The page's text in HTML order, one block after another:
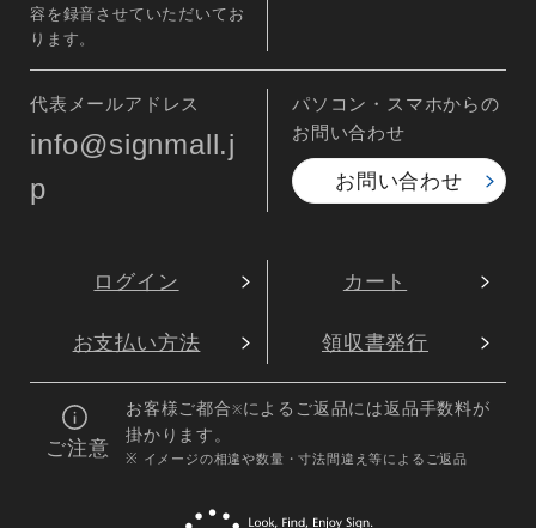
容を録音させていただいてお
ります。
代表メールアドレス
info@signmall.j
p
パソコン・スマホからの
お問い合わせ
お問い合わせ
ログイン カート
お支払い方法 領収書発行
ご注意
お客様ご都合※によるご返品には返品手数料が
掛かります。
※ イメージの相違や数量・寸法間違え等によるご返品